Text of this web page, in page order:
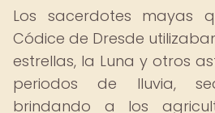
Los sacerdotes mayas
Códice de Dresde
estrellas, la Luna y otros
periodos de lluvia,
brindando a los